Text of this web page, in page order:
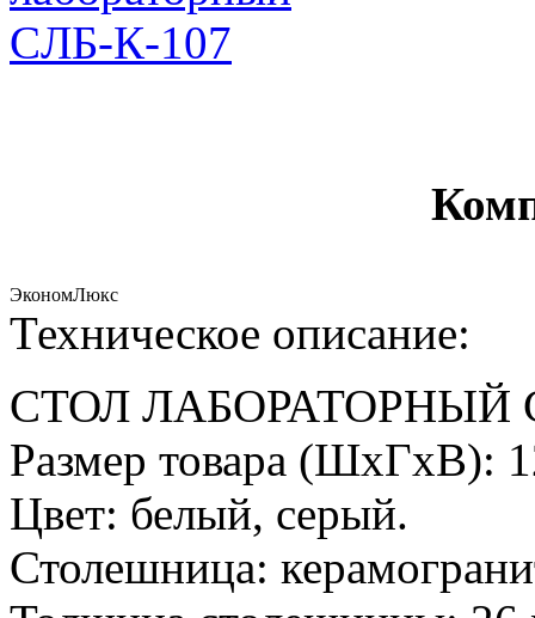
ЭкономЛюкс
Техническое описание:
СТОЛ ЛАБОРАТОРНЫЙ
Размер товара (ШхГхВ):
Цвет: белый, серый.
Столешница: